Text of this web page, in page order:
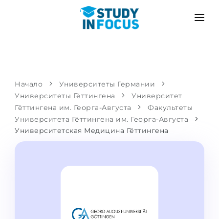
Бакалавриат и магистратура
Подготовительные курсы при вузе
Пропедевтика
Языковые школы
Онлайн уроки языка
СЦЕНАРИЙ
Поступить после школы
Перевод из вуза
Магистратура в Германии
Родителям
МЕТОДИКА
УСЛУГИ
Начало
Университеты Германии
Университеты Гёттингена
Университет
Гёттингена им. Георга-Августа
Факультеты
Университета Гёттингена им. Георга-Августа
Университетская Медицина Гёттингена